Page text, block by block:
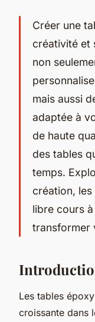
Créer une
créativité et
non
mais aussi
adaptée à
de haute
des tables
temps.
création, les
libre cours
transformer
Les tables
croissante dans